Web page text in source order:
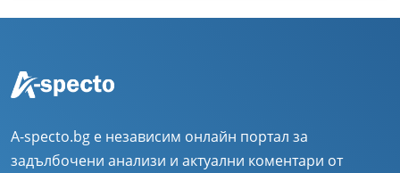
A-specto.bg е независим онлайн портал за
задълбочени анализи и актуални коментари от